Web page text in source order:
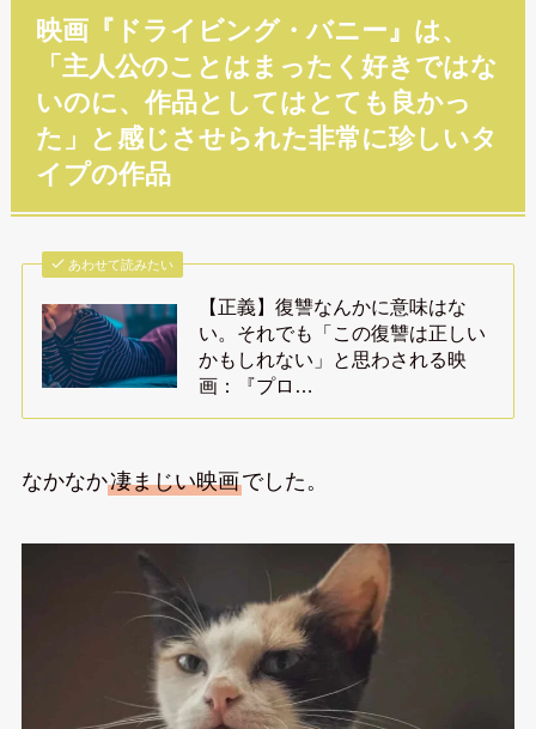
映画『ドライビング・バニー』は、
「主人公のことはまったく好きではな
いのに、作品としてはとても良かっ
た」と感じさせられた非常に珍しいタ
イプの作品
あわせて読みたい
【正義】復讐なんかに意味はな
い。それでも「この復讐は正しい
かもしれない」と思わされる映
画：『プロ…
なかなか凄まじい映画でした。